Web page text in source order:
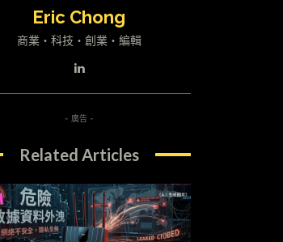
Eric Chong
商業・科技・創業・編輯
- 廣告 -
Related Articles